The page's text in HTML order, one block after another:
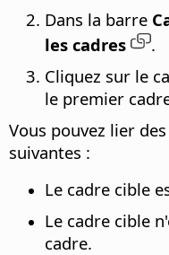
Dans la barre
les cadres
.
Cliquez sur le
le premier
Vous pouvez lier
suivantes :
Le cadre cible
Le cadre cible
cadre.